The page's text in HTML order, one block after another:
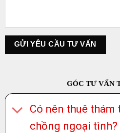
GÓC TƯ VẤN
Có nên thuê thám
chồng ngoại tình?